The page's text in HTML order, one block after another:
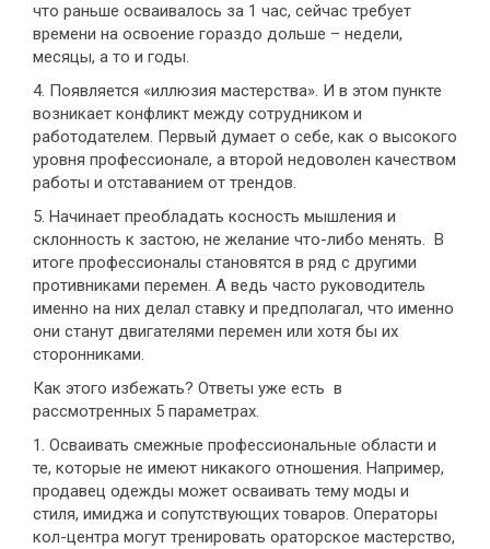
что раньше осваивалось за 1 час, сейчас требует
времени на освоение гораздо дольше – недели,
месяцы, а то и годы.
4. Появляется «иллюзия мастерства». И в этом пункте
возникает конфликт между сотрудником и
работодателем. Первый думает о себе, как о высокого
уровня профессионале, а второй недоволен качеством
работы и отставанием от трендов.
5. Начинает преобладать косность мышления и
склонность к застою, не желание что-либо менять. В
итоге профессионалы становятся в ряд с другими
противниками перемен. А ведь часто руководитель
именно на них делал ставку и предполагал, что именно
они станут двигателями перемен или хотя бы их
сторонниками.
Как этого избежать? Ответы уже есть в
рассмотренных 5 параметрах.
1. Осваивать смежные профессиональные области и
те, которые не имеют никакого отношения. Например,
продавец одежды может осваивать тему моды и
стиля, имиджа и сопутствующих товаров. Операторы
кол-центра могут тренировать ораторское мастерство,